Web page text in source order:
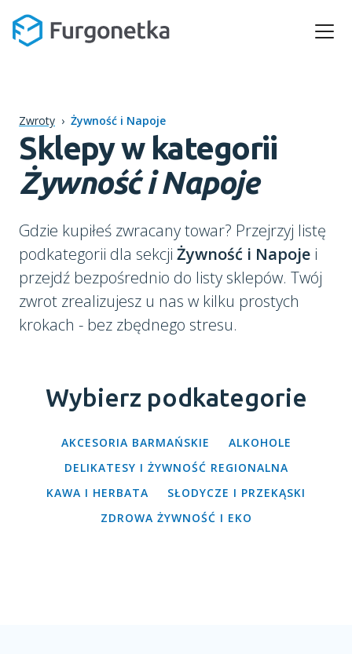
Zwroty › Żywność i Napoje
Sklepy w kategorii
Żywność i Napoje
Gdzie kupiłeś zwracany towar? Przejrzyj listę
podkategorii dla sekcji Żywność i Napoje i
przejdź bezpośrednio do listy sklepów. Twój
zwrot zrealizujesz u nas w kilku prostych
krokach - bez zbędnego stresu.
Wybierz podkategorie
AKCESORIA BARMAŃSKIE
ALKOHOLE
DELIKATESY I ŻYWNOŚĆ REGIONALNA
KAWA I HERBATA
SŁODYCZE I PRZEKĄSKI
ZDROWA ŻYWNOŚĆ I EKO